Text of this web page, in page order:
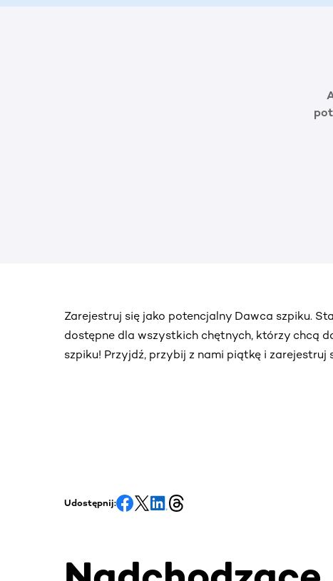
Zarejestruj się jako potencjalny Dawca szpiku.
dostępne dla wszystkich chętnych, którzy chcą
szpiku! Przyjdź, przybij z nami piątkę i
Udostępnij: